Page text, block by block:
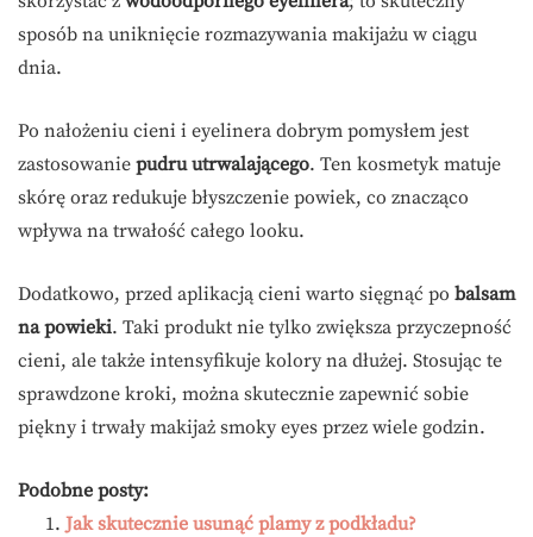
sposób na uniknięcie rozmazywania makijażu w ciągu
dnia.
Po nałożeniu cieni i eyelinera dobrym pomysłem jest
zastosowanie pudru utrwalającego. Ten kosmetyk matuje
skórę oraz redukuje błyszczenie powiek, co znacząco
wpływa na trwałość całego looku.
Dodatkowo, przed aplikacją cieni warto sięgnąć po balsam
na powieki. Taki produkt nie tylko zwiększa przyczepność
cieni, ale także intensyfikuje kolory na dłużej. Stosując te
sprawdzone kroki, można skutecznie zapewnić sobie
piękny i trwały makijaż smoky eyes przez wiele godzin.
Podobne posty:
Jak skutecznie usunąć plamy z podkładu?